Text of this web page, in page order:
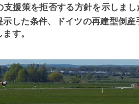
援策を拒否する方針を示しまし
した条件、ドイツの再建型倒
す。